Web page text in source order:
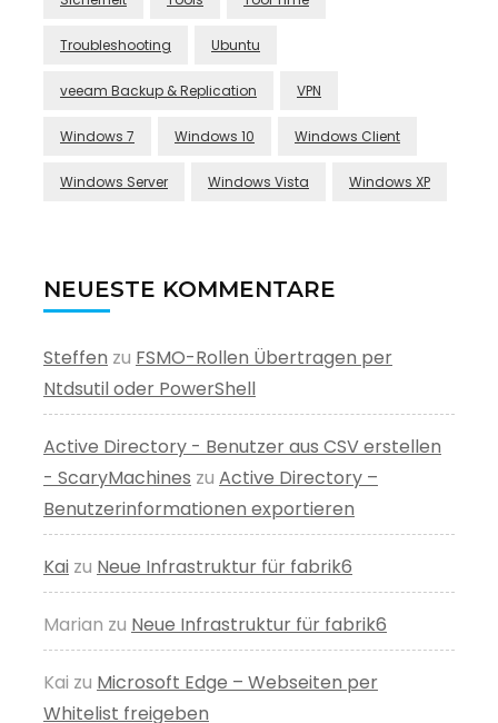
Troubleshooting Ubuntu
veeam Backup & Replication VPN
Windows 7 Windows 10 Windows Client
Windows Server Windows Vista Windows XP
NEUESTE KOMMENTARE
Steffen zu FSMO-Rollen Übertragen per
Ntdsutil oder PowerShell
Active Directory - Benutzer aus CSV erstellen
- ScaryMachines zu Active Directory –
Benutzerinformationen exportieren
Kai zu Neue Infrastruktur für fabrik6
Marian zu Neue Infrastruktur für fabrik6
Kai zu Microsoft Edge – Webseiten per
Whitelist freigeben